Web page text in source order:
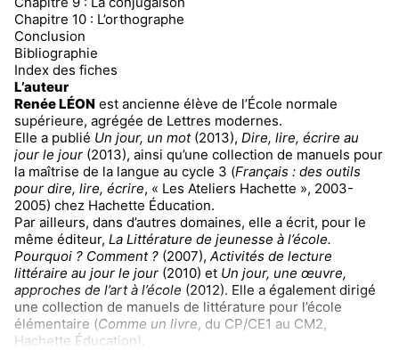
Chapitre 10 : L’orthographe
Conclusion
Bibliographie
Index des fiches
L’auteur
Renée LÉON est ancienne élève de l’École normale
supérieure, agrégée de Lettres modernes.
Elle a publié Un jour, un mot(2013), Dire, lire, écrire au
jour le jour (2013), ainsi qu’une collection de manuels pour
la maîtrise de la langue au cycle 3 (Français : des outils
pour dire, lire, écrire, « Les Ateliers Hachette », 2003-
2005) chez Hachette Éducation.
Par ailleurs, dans d’autres domaines, elle a écrit, pour le
même éditeur, La Littérature de jeunesse à l’école.
Pourquoi ? Comment ? (2007), Activités de lecture
littéraire au jour le jour (2010) et Un jour, une œuvre,
approches de l’art à l’école (2012). Elle a également dirigé
une collection de manuels de littérature pour l’école
élémentaire (Comme un livre, du CP/CE1 au CM2,
Hachette Éducation).